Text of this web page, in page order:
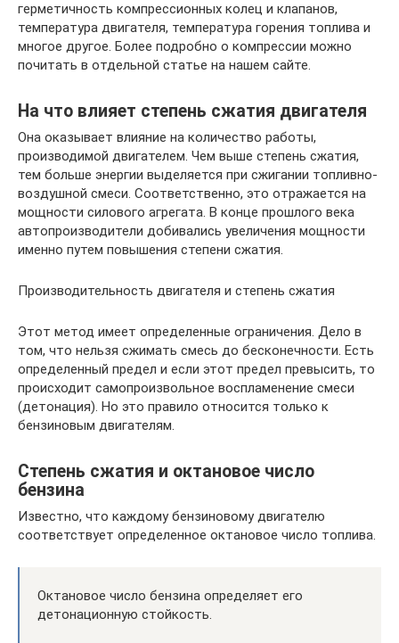
герметичность компрессионных колец и клапанов,
температура двигателя, температура горения топлива и
многое другое. Более подробно о компрессии можно
почитать в отдельной статье на нашем сайте.
На что влияет степень сжатия двигателя
Она оказывает влияние на количество работы,
производимой двигателем. Чем выше степень сжатия,
тем больше энергии выделяется при сжигании топливно-
воздушной смеси. Соответственно, это отражается на
мощности силового агрегата. В конце прошлого века
автопроизводители добивались увеличения мощности
именно путем повышения степени сжатия.
Производительность двигателя и степень сжатия
Этот метод имеет определенные ограничения. Дело в
том, что нельзя сжимать смесь до бесконечности. Есть
определенный предел и если этот предел превысить, то
происходит самопроизвольное воспламенение смеси
(детонация). Но это правило относится только к
бензиновым двигателям.
Степень сжатия и октановое число
бензина
Известно, что каждому бензиновому двигателю
соответствует определенное октановое число топлива.
Октановое число бензина определяет его
детонационную стойкость.